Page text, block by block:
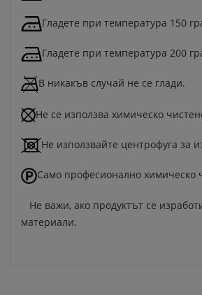
Гладете при температура 150
Гладете при температура 200
В никакъв случай не се глади.
Не се използва химическо
Не използвайте центрофуга за
Само професионално химическо
Не важи, ако продуктът се
материали.